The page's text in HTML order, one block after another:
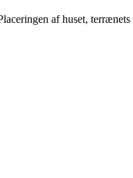
af huset,